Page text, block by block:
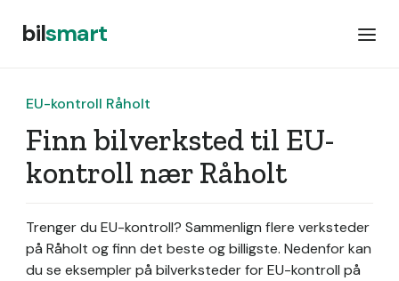
bilsmart
EU-kontroll Råholt
Finn bilverksted til EU-
kontroll nær Råholt
Trenger du EU-kontroll? Sammenlign flere verksteder
på Råholt og finn det beste og billigste. Nedenfor kan
du se eksempler på bilverksteder for EU-kontroll på